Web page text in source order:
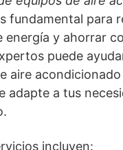
fundamental para
energía y ahorrar
puede
aire
adapte a tus
incluyen: